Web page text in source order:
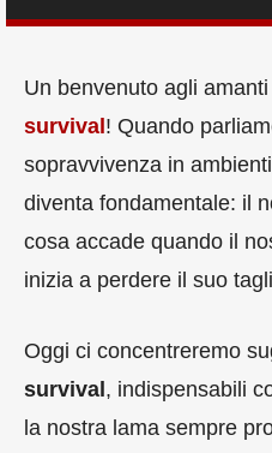
Un benvenuto agli
survival ! Quando
sopravvivenza in
diventa fondamentale: il
cosa accade quando il
inizia a perdere il suo
Oggi ci concentreremo
survival , indispensabili
la nostra lama sempre